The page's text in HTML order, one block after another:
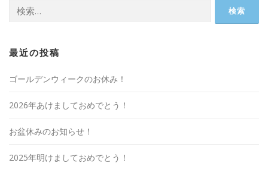
索:
最近の投稿
ゴールデンウィークのお休み！
2026年あけましておめでとう！
お盆休みのお知らせ！
2025年明けましておめでとう！